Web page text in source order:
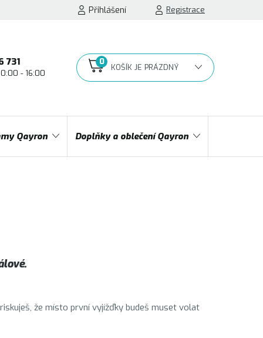
Přihlášení Registrace
731
- 16:00
NÁKUPNÍ
Qayron Doplňky a oblečení Qayron
.
že místo první vyjížďky budeš muset volat